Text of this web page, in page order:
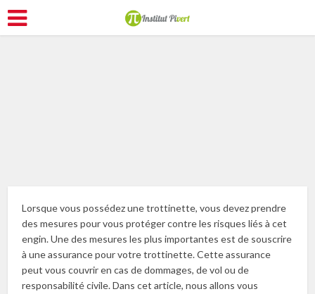
Lorsque vous possédez une trottinette, vous devez prendre
des mesures pour vous protéger contre les risques liés à cet
engin. Une des mesures les plus importantes est de souscrire
à une assurance pour votre trottinette. Cette assurance
peut vous couvrir en cas de dommages, de vol ou de
responsabilité civile. Dans cet article, nous allons vous